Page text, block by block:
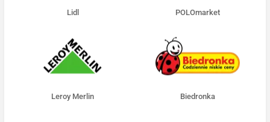
Lidl POLOmarket
Leroy Merlin Biedronka